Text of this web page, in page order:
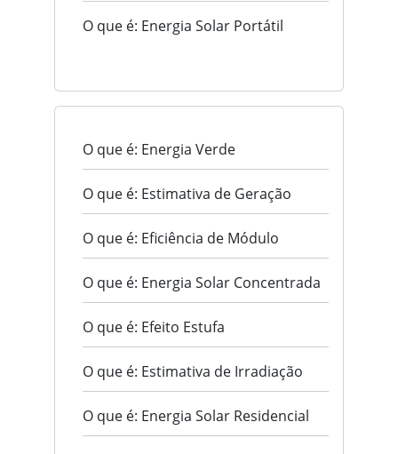
O que é: Energia Solar Portátil
O que é: Energia Verde
O que é: Estimativa de Geração
O que é: Eficiência de Módulo
O que é: Energia Solar Concentrada
O que é: Efeito Estufa
O que é: Estimativa de Irradiação
O que é: Energia Solar Residencial